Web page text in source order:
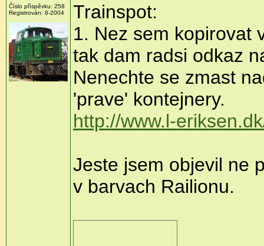
Číslo příspěvku: 258
Registrován: 8-2004
Trainspot:
1. Nez sem kopirovat
tak dam radsi odkaz
Nenechte se zmast
'prave' kontejnery.
http://www.l-
Jeste jsem objevil ne
v barvach Railionu.